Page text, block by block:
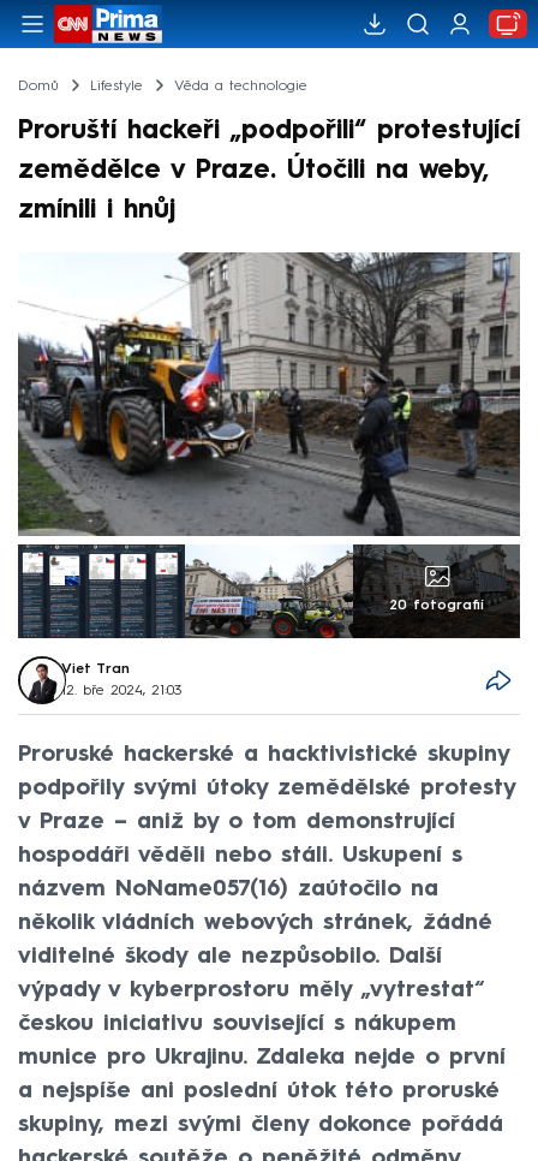
Domů Lifestyle Věda a technologie
Proruští hackeři „podpořili“ protestující
zemědělce v Praze. Útočili na weby,
zmínili i hnůj
20 fotografií
Viet Tran
12. bře 2024, 21:03
Proruské hackerské a hacktivistické skupiny
podpořily svými útoky zemědělské protesty
v Praze – aniž by o tom demonstrující
hospodáři věděli nebo stáli. Uskupení s
názvem NoName057(16) zaútočilo na
několik vládních webových stránek, žádné
viditelné škody ale nezpůsobilo. Další
výpady v kyberprostoru měly „vytrestat“
českou iniciativu související s nákupem
munice pro Ukrajinu. Zdaleka nejde o první
a nejspíše ani poslední útok této proruské
skupiny, mezi svými členy dokonce pořádá